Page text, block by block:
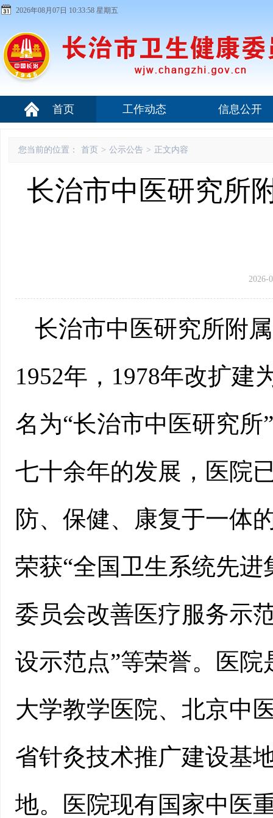
2026年08月07日 10:33:59 星期五
首页 工作动态 信息公开
您当前的位置： 首页 > 公示公告 > 正文内容
长治市中医研究所
2026-
长治市中医研究所附
1952年，1978年改扩建
名为“长治市中医研究所
七十余年的发展，医院
防、保健、康复于一体
荣获“全国卫生系统先进
委员会改善医疗服务示
设示范点”等荣誉。医
大学教学医院、北京中
省针灸技术推广建设基
地。医院现有国家中医